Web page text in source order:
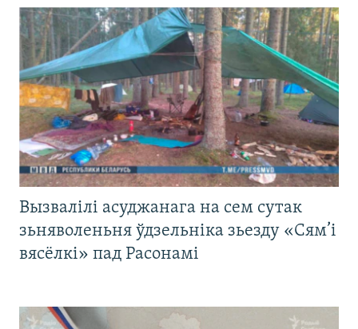
Вызвалілі асуджанага на сем сутак
зьняволеньня ўдзельніка зьезду «Сям’і
вясёлкі» пад Расонамі